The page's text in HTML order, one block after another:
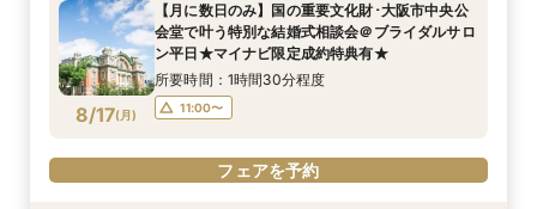
8/16(日)
所要時間：3時間程度
10:00〜
フェアを予約
8/16(日)
所要時間：1時間程度
11:00〜
フェアを予約
8/16(日)
所要時間：1時間程度
10:00〜
フェアを予約
8/17(月)
【月に数日のみ】国の重要文化財･大阪市中央公
会堂で叶う特別な結婚式相談会＠ブライダルサロ
ン平日★マイナビ限定成約特典有★
所要時間：1時間30分程度
11:00〜
フェアを予約